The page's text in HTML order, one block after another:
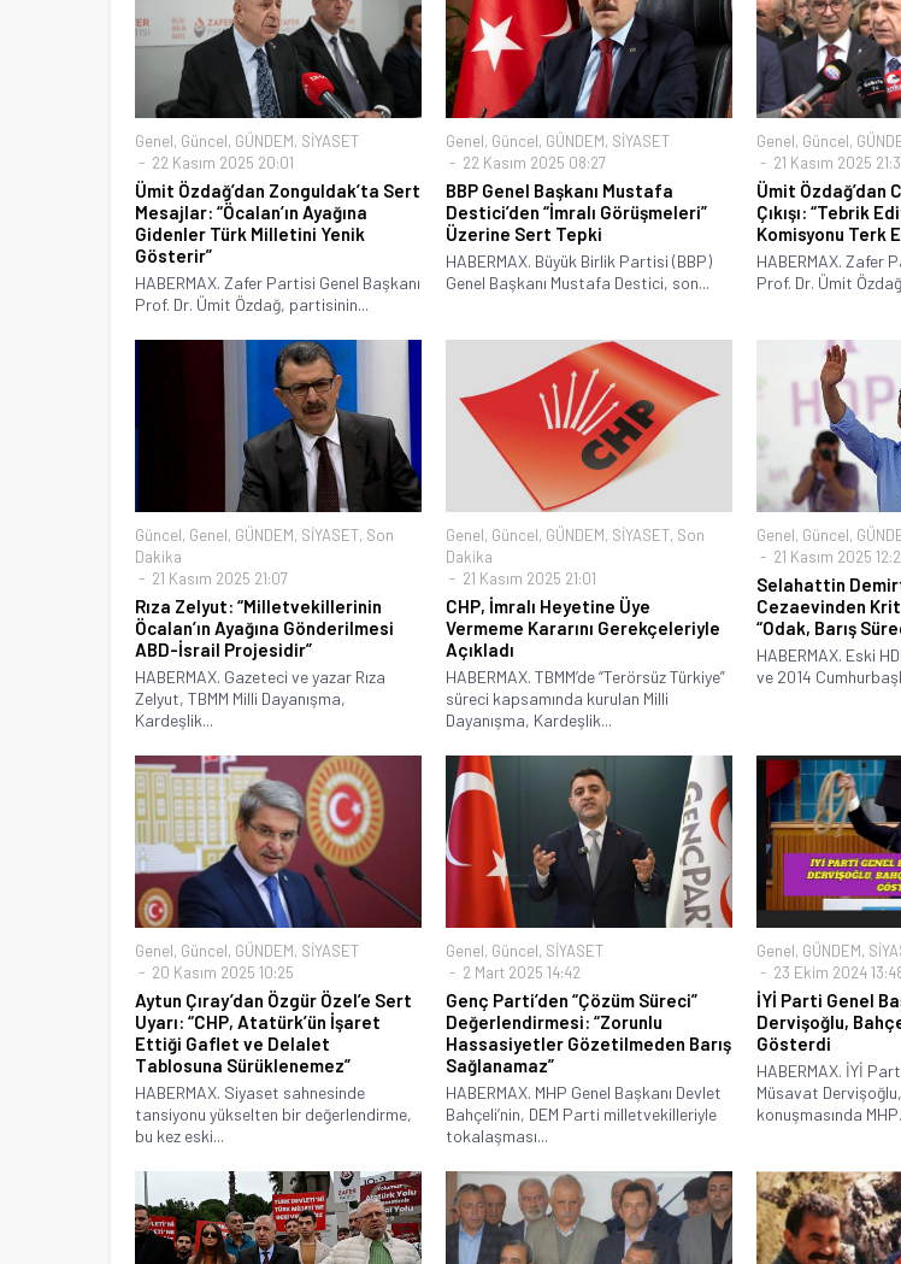
Genel, Güncel, GÜNDEM, SİYASET
22 Kasım 2025 20:01
Ümit Özdağ’dan Zonguldak’ta Sert
Mesajlar: “Öcalan’ın Ayağına
Gidenler Türk Milletini Yenik
Gösterir”
HABERMAX. Zafer Partisi Genel Başkanı
Prof. Dr. Ümit Özdağ, partisinin...
Genel, Güncel, GÜNDEM, SİYASET
22 Kasım 2025 08:27
BBP Genel Başkanı Mustafa
Destici’den “İmralı Görüşmeleri”
Üzerine Sert Tepki
HABERMAX. Büyük Birlik Partisi (BBP)
Genel Başkanı Mustafa Destici, son...
Genel, Güncel,
21 Kasım 2025
Ümit Özdağ’dan
Çıkışı: “Tebrik
Komisyonu Terk
HABERMAX. Zafer
Prof. Dr. Ümit
Güncel, Genel, GÜNDEM, SİYASET, Son
Dakika
21 Kasım 2025 21:07
Rıza Zelyut: “Milletvekillerinin
Öcalan’ın Ayağına Gönderilmesi
ABD-İsrail Projesidir”
HABERMAX. Gazeteci ve yazar Rıza
Zelyut, TBMM Milli Dayanışma,
Kardeşlik...
Genel, Güncel, GÜNDEM, SİYASET, Son
Dakika
21 Kasım 2025 21:01
CHP, İmralı Heyetine Üye
Vermeme Kararını Gerekçeleriyle
Açıkladı
HABERMAX. TBMM’de “Terörsüz Türkiye”
süreci kapsamında kurulan Milli
Dayanışma, Kardeşlik...
Genel, Güncel,
21 Kasım 2025
Selahattin
Cezaevinden
“Odak, Barış
HABERMAX. Eski
ve 2014
Genel, Güncel, GÜNDEM, SİYASET
20 Kasım 2025 10:25
Aytun Çıray’dan Özgür Özel’e Sert
Uyarı: “CHP, Atatürk’ün İşaret
Ettiği Gaflet ve Delalet
Tablosuna Sürüklenemez”
HABERMAX. Siyaset sahnesinde
tansiyonu yükselten bir değerlendirme,
bu kez eski...
Genel, Güncel, SİYASET
2 Mart 2025 14:42
Genç Parti’den “Çözüm Süreci”
Değerlendirmesi: “Zorunlu
Hassasiyetler Gözetilmeden Barış
Sağlanamaz”
HABERMAX. MHP Genel Başkanı Devlet
Bahçeli’nin, DEM Parti milletvekilleriyle
tokalaşması...
Genel, GÜNDEM,
23 Ekim 2024
İYİ Parti Genel
Dervişoğlu,
Gösterdi
HABERMAX. İYİ
Müsavat Dervişoğlu,
konuşmasında